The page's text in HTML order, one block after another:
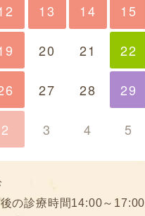
13 14 15
13 14 15
20 21 22
22
27 28 29
29
2 3 4 5
の診療時間14:00～17:00